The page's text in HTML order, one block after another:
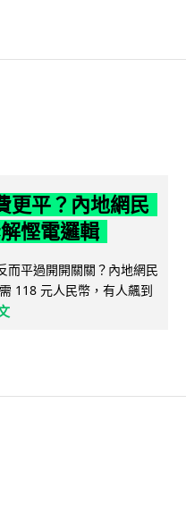
更平？內地網民
慳電邏輯
而平過開開關關？內地網民
118 元人民幣，有人飆到